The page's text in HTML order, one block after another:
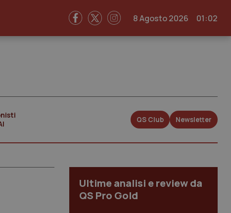
8 Agosto 2026 01:02
QS Club Newsletter
Ultime analisi e review da
QS Pro Gold